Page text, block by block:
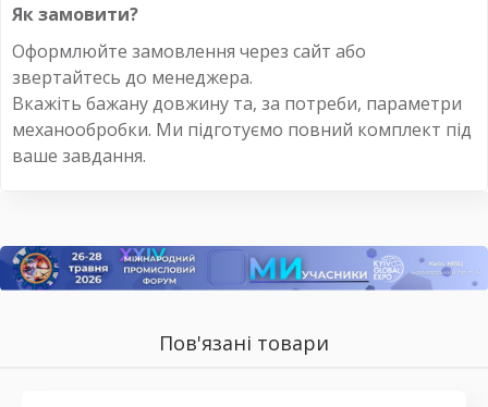
Як замовити?
Оформлюйте замовлення через сайт або
звертайтесь до менеджера.
Вкажіть бажану довжину та, за потреби, параметри
механообробки. Ми підготуємо повний комплект під
ваше завдання.
Пов'язані товари